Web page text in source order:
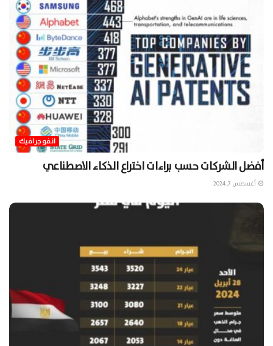
انفوجرافيك
أفضل الشركات حسب براءات اختراع الذكاء الاصطناعي
أغسطس 7, 2024